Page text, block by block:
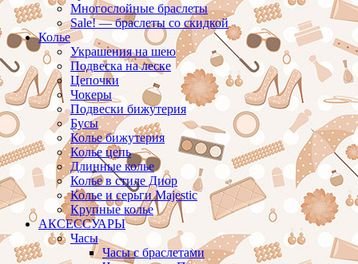
Многослойные браслеты
Sale! — браслеты со скидкой
Колье
Украшения на шею
Подвеска на леске
Цепочки
Чокеры
Подвески бижутерия
Бусы
Колье бижутерия
Колье цепь
Длинные колье
Колье в стиле Диор
Колье и серьги Majestic
Крупные колье
АКСЕССУАРЫ
Часы
Часы с браслетами